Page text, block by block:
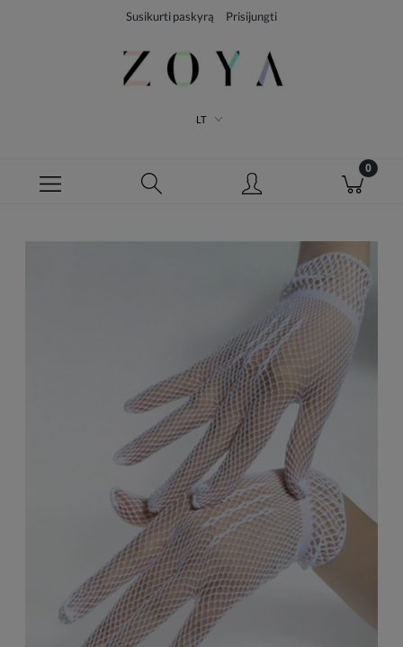
Susikurti paskyrą Prisijungti
LT